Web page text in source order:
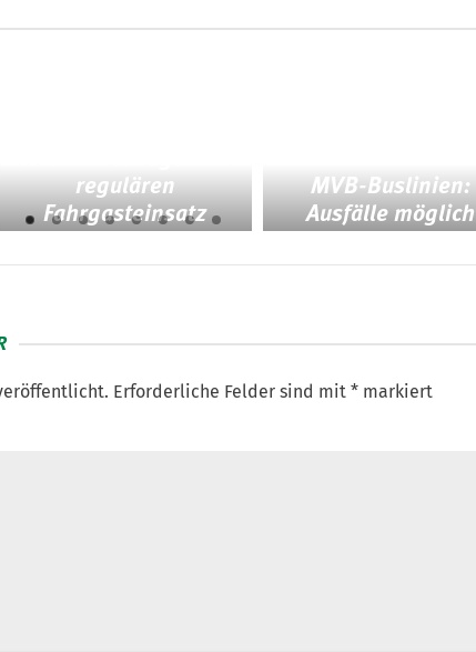
regulären
Fahrgasteinsatz
MVB-Buslinien:
Ausfälle möglich
Erforderliche Felder sind mit * markiert